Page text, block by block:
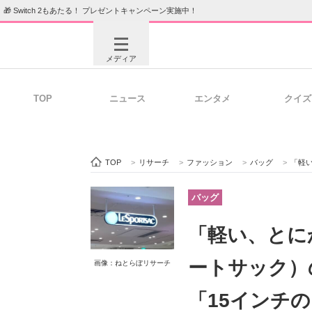
🎁 Switch 2もあたる！ プレゼントキャンペーン実施中！
メディア
ビジネスと働き方のヒント
TOP ニュース エンタメ クイズ
TOP > リサーチ > ファッション > バッグ > 「軽い
画像：ねとらぼリサーチ
バッグ
「軽い、と
ートサック
「15インチ